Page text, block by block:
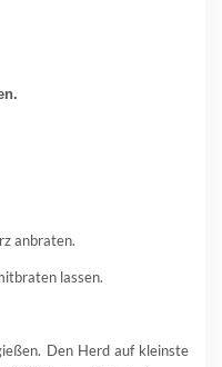
anbraten.
lassen.
Den Herd auf kleinste